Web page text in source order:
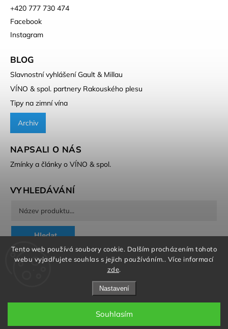
Tento web používá soubory cookie. Dalším procházením tohoto
webu vyjadřujete souhlas s jejich používáním.. Více informací
zde.
Nastavení
Souhlasím
+420 777 730 474
Facebook
Instagram
BLOG
Slavnostní vyhlášení Gault & Millau
VÍNO & spol. partnery Rakouského plesu
Tipy na zimní vína
Archiv
NAPSALI O NÁS
Zmínky a články o VÍNO & spol.
VYHLEDÁVÁNÍ
Hledat